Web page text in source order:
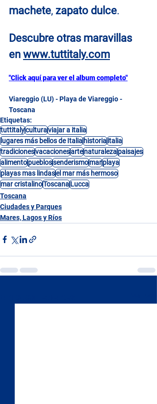
machete, zapato dulce.
Descubre otras maravillas
en www.tuttitaly.com
"Click aquí para ver el album completo"
Viareggio (LU) - Playa de Viareggio -
Toscana
Etiquetas:
tuttitalyculturaviajar a italia
lugares más bellos de Italiahistoriaitalia
tradicionesvacacionesartenaturalezapaisajes
alimentopueblossenderismomarplaya
playas mas lindasel mar más hermoso
mar cristalinoToscanaLucca
Toscana
Ciudades y Parques
Mares, Lagos y Ríos